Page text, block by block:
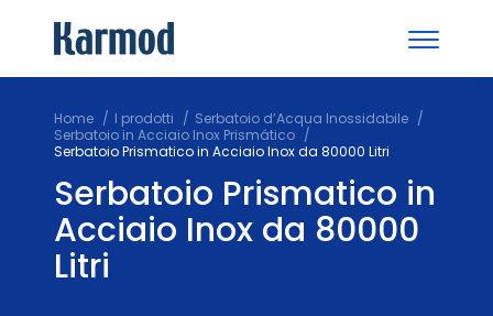
Home I prodotti
Serbatoio d’Acqua Inossidabile
Serbatoio in Acciaio Inox Prismático
Serbatoio Prismatico in Acciaio Inox da 80000 Litri
Serbatoio Prismatico in
Acciaio Inox da 80000
Litri